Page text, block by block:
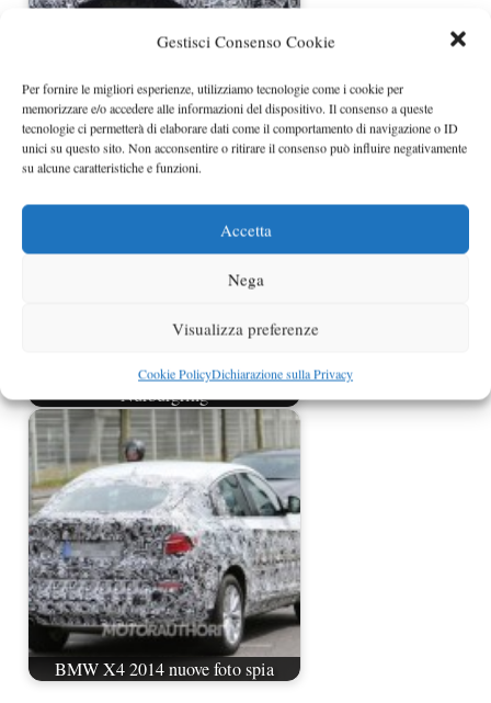
Gestisci Consenso Cookie
Per fornire le migliori esperienze, utilizziamo tecnologie come i cookie per
memorizzare e/o accedere alle informazioni del dispositivo. Il consenso a queste
tecnologie ci permetterà di elaborare dati come il comportamento di navigazione o ID
unici su questo sito. Non acconsentire o ritirare il consenso può influire negativamente
su alcune caratteristiche e funzioni.
Accetta
Nega
Visualizza preferenze
Cookie PolicyDichiarazione sulla Privacy
BMW X4 prime foto spia della
versione di produzione
Nuova BMW X4 spiata al
Nurburgring
BMW X4 2014 nuove foto spia